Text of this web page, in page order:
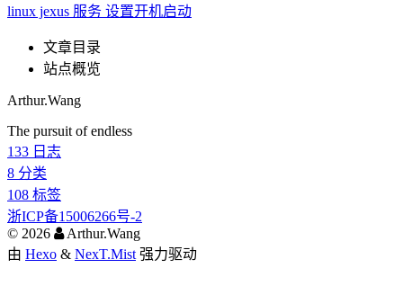
linux jexus 服务 设置开机启动
文章目录
站点概览
Arthur.Wang
The pursuit of endless
133 日志
8 分类
108 标签
浙ICP备15006266号-2
© 2026
Arthur.Wang
由 Hexo & NexT.Mist 强力驱动